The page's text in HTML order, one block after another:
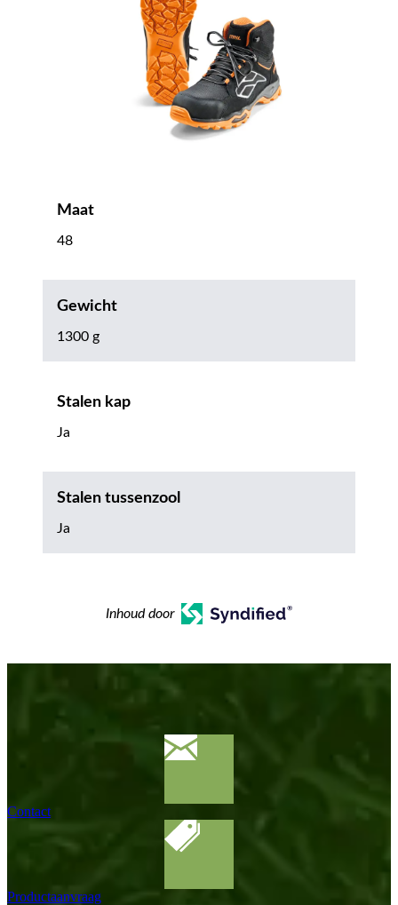
Maat
48
Gewicht
1300 g
Stalen kap
Ja
Stalen tussenzool
Ja
Inhoud door
Contact
Productaanvraag